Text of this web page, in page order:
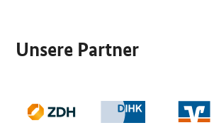
Unsere Partner